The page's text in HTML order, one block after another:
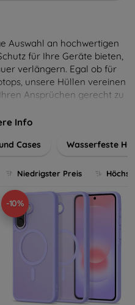
Auswahl an hochwertigen
für Ihre Geräte bieten,
verlängern. Egal ob für
unsere Hüllen vereinen
Ansprüchen gerecht zu
perfekt zu
Info
Cases Wasserfeste
Niedrigster Preis
-10%